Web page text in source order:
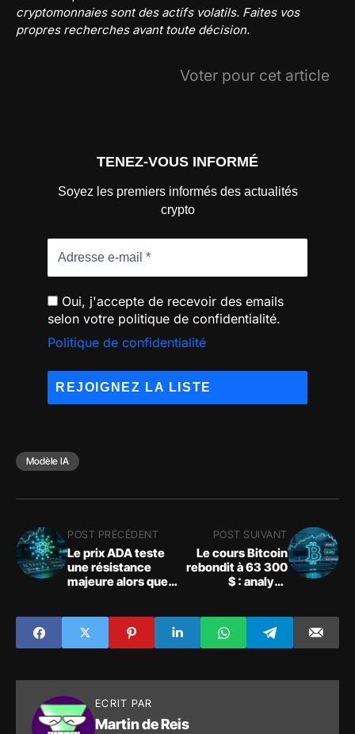
cryptomonnaies sont des actifs volatils. Faites vos
propres recherches avant toute décision.
Voter pour cet article
TENEZ-VOUS INFORMÉ
Soyez les premiers informés des actualités
crypto
Oui, j'accepte de recevoir des emails
selon votre politique de confidentialité.
Politique de confidentialité
Modèle IA
POST PRÉCÉDENT
Le prix ADA teste
une résistance
majeure alors que
crypto
POST SUIVANT
Le cours Bitcoin
rebondit à 63 300
$ : analyse
ECRIT PAR
Martin de Reis